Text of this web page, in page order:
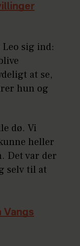
sig ind:
at se,
hun og
dø. Vi
heller
Det var der
selv til at
Vangs